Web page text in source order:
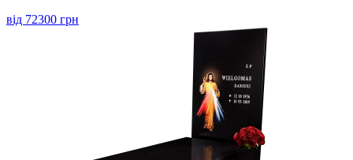
від 72300 грн